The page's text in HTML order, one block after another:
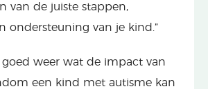
van de juiste stappen,
ondersteuning van je kind.”
goed weer wat de impact van
een kind met autisme kan